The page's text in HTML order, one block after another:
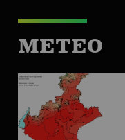
METEO